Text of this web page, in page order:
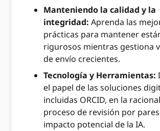
Manteniendo la calidad y la
integridad:Aprenda las
prácticas para mantener
rigurosos mientras gestiona
de envío crecientes.
Tecnología y Herramientas:
el papel de las soluciones
incluidas ORCID, en la
proceso de revisión por
impacto potencial de la IA.